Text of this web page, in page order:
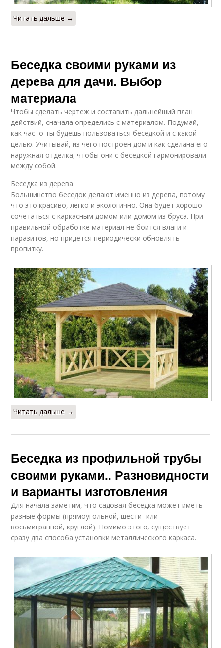
Читать дальше →
Беседка своими руками из
дерева для дачи. Выбор
материала
Чтобы сделать чертеж и составить дальнейший план
действий, сначала определись с материалом. Подумай,
как часто ты будешь пользоваться беседкой и с какой
целью. Учитывай, из чего построен дом и как сделана его
наружная отделка, чтобы они с беседкой гармонировали
между собой.
Беседка из дерева
Большинство беседок делают именно из дерева, потому
что это красиво, легко и экологично. Она будет хорошо
сочетаться с каркасным домом или домом из бруса. При
правильной обработке материал не боится влаги и
паразитов, но придется периодически обновлять
пропитку.
Читать дальше →
Беседка из профильной трубы
своими руками.. Разновидности
и варианты изготовления
Для начала заметим, что садовая беседка может иметь
разные формы (прямоугольной, шести- или
восьмигранной, круглой). Помимо этого, существует
сразу два способа установки металлического каркаса.